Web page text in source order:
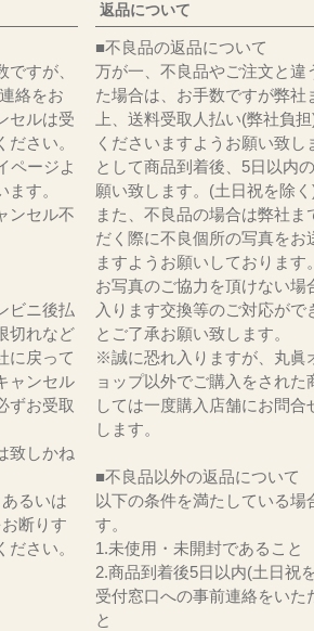
すが、
絡をお
セルは受
さい。
ページよ
す。
ンセル不
ビニ後払
切れなど
に戻って
ャンセル
ずお受取
致しかね
るいは
断りす
さい。
返品について
■不良品の返品について
万が一、不良品やご注文と違
た場合は、お手数ですが弊社
上、送料受取人払い(弊社負
くださいますようお願い致し
として商品到着後、5日以内
願い致します。(土日祝を除く
また、不良品の場合は弊社ま
だく際に不良個所の写真をお
ますようお願いしております。
お写真のご協力を頂けない場
入ります交換等のご対応がで
とご了承お願い致します。
※誠に恐れ入りますが、丸眞
ョップ以外でご購入をされた
しては一度購入店舗にお問合
します。
■不良品以外の返品について
以下の条件を満たしている場
す。
1.未使用・未開封であること
2.商品到着後5日以内(土日祝
受付窓口への事前連絡をいた
と